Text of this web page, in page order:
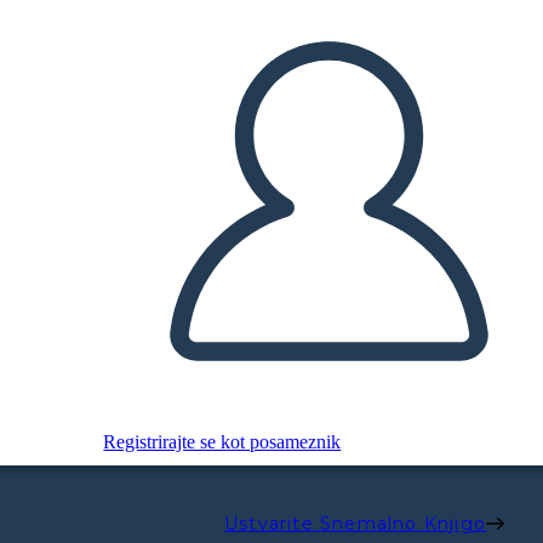
Registrirajte se kot posameznik
Ustvarite Snemalno Knjigo